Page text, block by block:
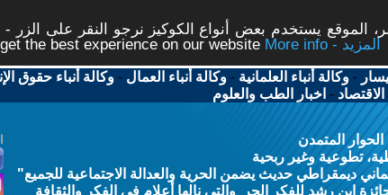
الموقع يستخدم بعض أنواع الكوكيز نرجو النقر على الزر
the best experience on our website
More info - المزيد
-وكالة أنباء العلمانية -وكالة أنباء العمال -وكالة أنباء حقوق
الاقتصاد - اخبار الطب والعلوم
المتمدن
تطوعية وغير ربحية
ديمقراطي حديث يضمن الحرية والعدالة الاجتماعية للجميع"
ابن رشد للفكر الحر والتى نالها أعلام في الفكر والثقافة